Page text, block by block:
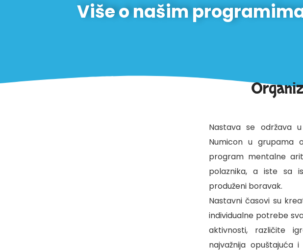
Više o našim
Nastava se održava
Numicon u grupama
program mentalne
polaznika, a iste sa
produženi boravak.
Nastavni časovi su
individualne potrebe
aktivnosti, različite
najvažnija opuštajuća